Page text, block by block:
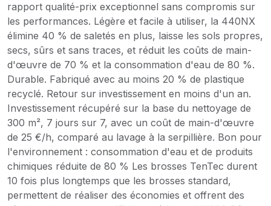
rapport qualité-prix exceptionnel sans compromis sur
les performances. Légère et facile à utiliser, la 440NX
élimine 40 % de saletés en plus, laisse les sols propres,
secs, sûrs et sans traces, et réduit les coûts de main-
d'œuvre de 70 % et la consommation d'eau de 80 %.
Durable. Fabriqué avec au moins 20 % de plastique
recyclé. Retour sur investissement en moins d'un an.
Investissement récupéré sur la base du nettoyage de
300 m², 7 jours sur 7, avec un coût de main-d'œuvre
de 25 €/h, comparé au lavage à la serpillière. Bon pour
l'environnement : consommation d'eau et de produits
chimiques réduite de 80 % Les brosses TenTec durent
10 fois plus longtemps que les brosses standard,
permettent de réaliser des économies et offrent des